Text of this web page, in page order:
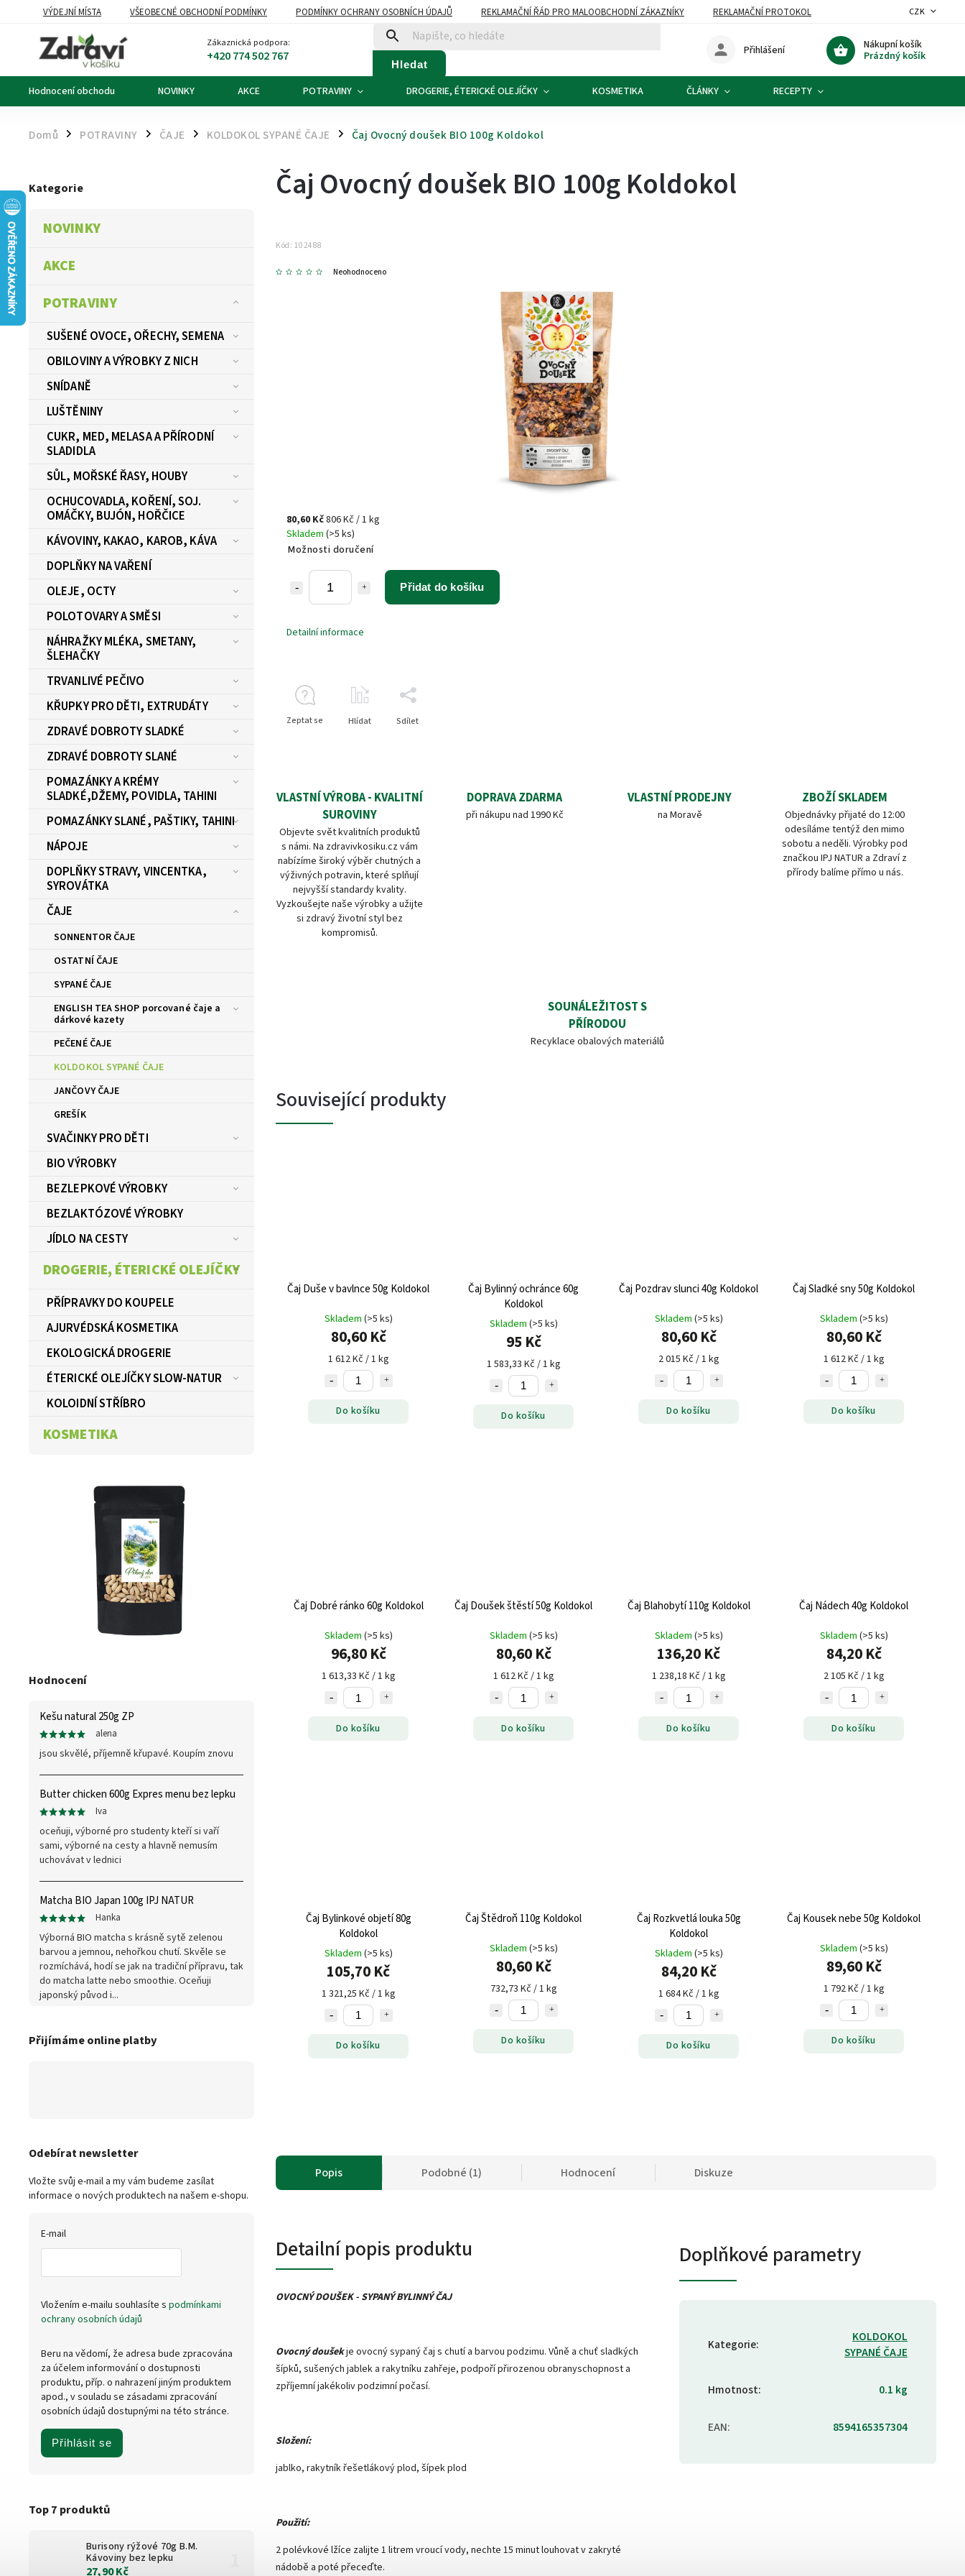
VÝDEJNÍ MÍSTA VŠEOBECNÉ OBCHODNÍ PODMÍNKY PODMÍNKY OCHRANY OSOBNÍCH ÚDAJŮ REKLAMAČNÍ ŘÁD PRO MALOOBCHODNÍ ZÁKAZNÍKY
REKLAMAČNÍ PROTOKOL
OZNÁMENÍ O ODSTOUPENÍ OD KUPNÍ SMLOUVY
KONTAKTY
CZK
Zákaznická podpora:
+420 774 502 767 Hledat
Nákupní košík
Prázdný košík
Přihlášení
Hodnocení obchodu NOVINKY AKCE POTRAVINY DROGERIE, ÉTERICKÉ OLEJÍČKY KOSMETIKA ČLÁNKY RECEPTY
Domů / POTRAVINY / ČAJE / KOLDOKOL SYPANÉ ČAJE / Čaj Ovocný doušek BIO 100g Koldokol
Kategorie
NOVINKY
AKCE
POTRAVINY
SUŠENÉ OVOCE, OŘECHY, SEMENA
OBILOVINY A VÝROBKY Z NICH
SNÍDANĚ
LUŠTĚNINY
CUKR, MED, MELASA A PŘÍRODNÍ
SLADIDLA
SŮL, MOŘSKÉ ŘASY, HOUBY
OCHUCOVADLA, KOŘENÍ, SOJ.
OMÁČKY, BUJÓN, HOŘČICE
KÁVOVINY, KAKAO, KAROB, KÁVA
DOPLŇKY NA VAŘENÍ
OLEJE, OCTY
POLOTOVARY A SMĚSI
NÁHRAŽKY MLÉKA, SMETANY,
ŠLEHAČKY
TRVANLIVÉ PEČIVO
KŘUPKY PRO DĚTI, EXTRUDÁTY
ZDRAVÉ DOBROTY SLADKÉ
ZDRAVÉ DOBROTY SLANÉ
POMAZÁNKY A KRÉMY
SLADKÉ,DŽEMY, POVIDLA, TAHINI
POMAZÁNKY SLANÉ, PAŠTIKY, TAHINI
NÁPOJE
DOPLŇKY STRAVY, VINCENTKA,
SYROVÁTKA
ČAJE
SONNENTOR ČAJE
OSTATNÍ ČAJE
SYPANÉ ČAJE
ENGLISH TEA SHOP porcované čaje a
dárkové kazety
PEČENÉ ČAJE
KOLDOKOL SYPANÉ ČAJE
JANČOVY ČAJE
GREŠÍK
SVAČINKY PRO DĚTI
BIO VÝROBKY
BEZLEPKOVÉ VÝROBKY
BEZLAKTÓZOVÉ VÝROBKY
JÍDLO NA CESTY
DROGERIE, ÉTERICKÉ OLEJÍČKY
PŘÍPRAVKY DO KOUPELE
AJURVÉDSKÁ KOSMETIKA
EKOLOGICKÁ DROGERIE
ÉTERICKÉ OLEJÍČKY SLOW-NATUR
KOLOIDNÍ STŘÍBRO
KOSMETIKA
Hodnocení
Kešu natural 250g ZP
alena
jsou skvělé, příjemně křupavé. Koupím znovu
Butter chicken 600g Expres menu bez lepku
Iva
oceňuji, výborné pro studenty kteří si vaří
sami, výborné na cesty a hlavně nemusím
uchovávat v lednici
Matcha BIO Japan 100g IPJ NATUR
Hanka
Výborná BIO matcha s krásně sytě zelenou
barvou a jemnou, nehořkou chutí. Skvěle se
rozmíchává, hodí se jak na tradiční přípravu, tak
do matcha latte nebo smoothie. Oceňuji
japonský původ i...
Přijímáme online platby
Odebírat newsletter
Vložte svůj e-mail a my vám budeme zasílat
informace o nových produktech na našem e-shopu.
E-mail
Vložením e-mailu souhlasíte s podmínkami
ochrany osobních údajů
Beru na vědomí, že adresa bude zpracována
za účelem informování o dostupnosti
produktu, příp. o nahrazení jiným produktem
apod., v souladu se zásadami zpracování
osobních údajů dostupnými na této stránce.
Přihlásit se
Top 7 produktů
Burisony rýžové 70g B.M.
Kávoviny bez lepku
27,90 Kč
Čaj Ovocný doušek BIO 100g Koldokol
Kód: 102488
Neohodnoceno
80,60 Kč806 Kč / 1 kg
Skladem (>5 ks)
Možnosti doručení
Přidat do košíku
Detailní informace
Zeptat se Hlídat Sdílet
VLASTNÍ VÝROBA - KVALITNÍ
SUROVINY
Objevte svět kvalitních produktů
s námi. Na zdravivkosiku.cz vám
nabízíme široký výběr chutných a
výživných potravin, které splňují
nejvyšší standardy kvality.
Vyzkoušejte naše výrobky a užijte
si zdravý životní styl bez
kompromisů.
DOPRAVA ZDARMA
při nákupu nad 1990 Kč
VLASTNÍ PRODEJNY
na Moravě
ZBOŽÍ SKLADEM
Objednávky přijaté do 12:00
odesíláme tentýž den mimo
sobotu a neděli. Výrobky pod
značkou IPJ NATUR a Zdraví z
přírody balíme přímo u nás.
SOUNÁLEŽITOST S
PŘÍRODOU
Recyklace obalových materiálů
Související produkty
Čaj Duše v bavlnce 50g Koldokol
Skladem (>5 ks)
80,60 Kč
1 612 Kč / 1 kg
Do košíku
Čaj Bylinný ochránce 60g
Koldokol
Skladem (>5 ks)
95 Kč
1 583,33 Kč / 1 kg
Do košíku
Čaj Pozdrav slunci 40g Koldokol
Skladem (>5 ks)
80,60 Kč
2 015 Kč / 1 kg
Do košíku
Čaj Sladké sny 50g Koldokol
Skladem (>5 ks)
80,60 Kč
1 612 Kč / 1 kg
Do košíku
Čaj Dobré ránko 60g Koldokol
Skladem (>5 ks)
96,80 Kč
1 613,33 Kč / 1 kg
Do košíku
Čaj Doušek štěstí 50g Koldokol
Skladem (>5 ks)
80,60 Kč
1 612 Kč / 1 kg
Do košíku
Čaj Blahobytí 110g Koldokol
Skladem (>5 ks)
136,20 Kč
1 238,18 Kč / 1 kg
Do košíku
Čaj Nádech 40g Koldokol
Skladem (>5 ks)
84,20 Kč
2 105 Kč / 1 kg
Do košíku
Čaj Bylinkové objetí 80g
Koldokol
Skladem (>5 ks)
105,70 Kč
1 321,25 Kč / 1 kg
Do košíku
Čaj Štědroň 110g Koldokol
Skladem (>5 ks)
80,60 Kč
732,73 Kč / 1 kg
Do košíku
Čaj Rozkvetlá louka 50g
Koldokol
Skladem (>5 ks)
84,20 Kč
1 684 Kč / 1 kg
Do košíku
Čaj Kousek nebe 50g Koldokol
Skladem (>5 ks)
89,60 Kč
1 792 Kč / 1 kg
Do košíku
Popis Podobné (1) Hodnocení Diskuze
Detailní popis produktu
OVOCNÝ DOUŠEK - SYPANÝ BYLINNÝ ČAJ
Ovocný doušekje ovocný sypaný čaj s chutí a barvou podzimu. Vůně a chuť sladkých
šípků, sušených jablek a rakytníku zahřeje, podpoří přirozenou obranyschopnost a
zpříjemní jakékoliv podzimní počasí.
Složení:
jablko, rakytník řešetlákový plod, šípek plod
Použití:
2 polévkové lžíce zalijte 1 litrem vroucí vody, nechte 15 minut louhovat v zakryté
nádobě a poté přeceďte.
Doplňkové parametry
Kategorie:
KOLDOKOL
SYPANÉ ČAJE
Hmotnost: 0.1 kg
EAN: 8594165357304